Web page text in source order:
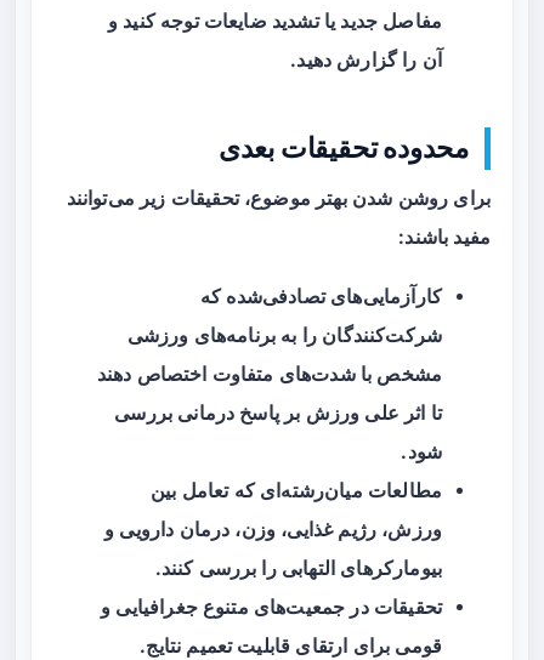
مفاصل جدید یا تشدید ضایعات توجه کنید و
آن را گزارش دهید.
محدوده تحقیقات بعدی
برای روشن شدن بهتر موضوع، تحقیقات زیر می‌توانند
مفید باشند:
کارآزمایی‌های تصادفی‌شده که
شرکت‌کنندگان را به برنامه‌های ورزشی
مشخص با شدت‌های متفاوت اختصاص دهند
تا اثر علی ورزش بر پاسخ درمانی بررسی
شود.
مطالعات میان‌رشته‌ای که تعامل بین
ورزش، رژیم غذایی، وزن، درمان دارویی و
بیومارکرهای التهابی را بررسی کنند.
تحقیقات در جمعیت‌های متنوع جغرافیایی و
قومی برای ارتقای قابلیت تعمیم نتایج.